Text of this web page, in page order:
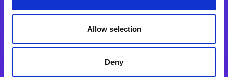
Allow selection
Deny
Magic xpi
Magic xpi製品詳細
Magic xpi購入後手続きのご案内
Magic xpi Cloud Gateway